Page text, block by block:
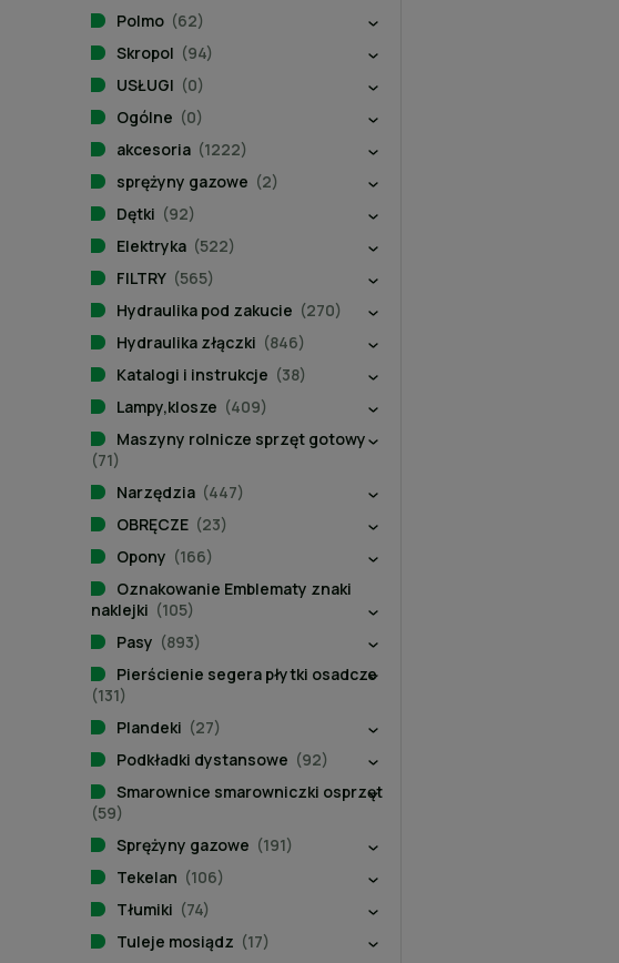
Polmo (62)
Skropol (94)
USŁUGI (0)
Ogólne (0)
akcesoria (1222)
sprężyny gazowe (2)
Dętki (92)
Elektryka (522)
FILTRY (565)
Hydraulika pod zakucie (270)
Hydraulika złączki (846)
Katalogi i instrukcje (38)
Lampy,klosze (409)
Maszyny rolnicze sprzęt gotowy
(71)
Narzędzia (447)
OBRĘCZE (23)
Opony (166)
Oznakowanie Emblematy znaki
naklejki (105)
Pasy (893)
Pierścienie segera płytki osadcze
(131)
Plandeki (27)
Podkładki dystansowe (92)
Smarownice smarowniczki osprzęt
(59)
Sprężyny gazowe (191)
Tekelan (106)
Tłumiki (74)
Tuleje mosiądz (17)